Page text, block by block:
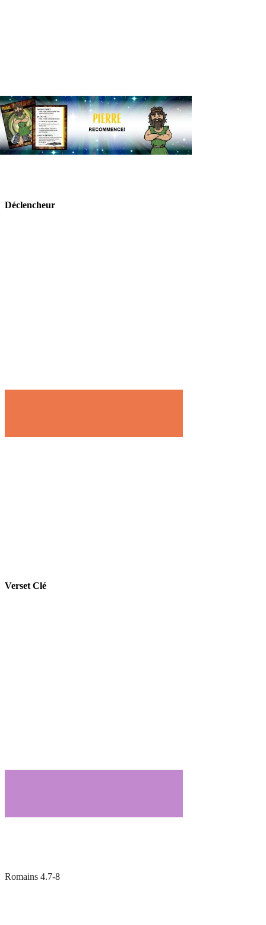
Déclencheur
Verset Clé
Romains 4.7-8